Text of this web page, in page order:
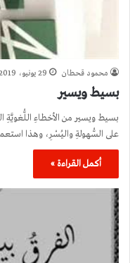
محمود قحطان 29 يونيو، 2019
بسيط ويسير
بسيط ويسير من الأخطاءِ اللُّغويَّةِ
على السُّهولةِ واليُسْرِ، وهذا
أكمل القراءة »